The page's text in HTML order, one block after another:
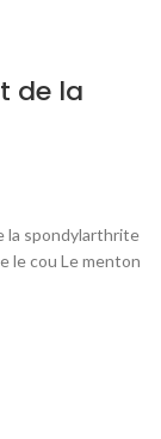
de la
la spondylarthrite
le cou Le menton